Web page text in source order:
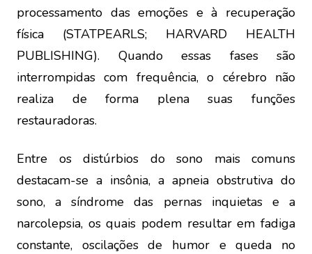
processamento das emoções e à recuperação
física (STATPEARLS; HARVARD HEALTH
PUBLISHING). Quando essas fases são
interrompidas com frequência, o cérebro não
realiza de forma plena suas funções
restauradoras.
Entre os distúrbios do sono mais comuns
destacam-se a insônia, a apneia obstrutiva do
sono, a síndrome das pernas inquietas e a
narcolepsia, os quais podem resultar em fadiga
constante, oscilações de humor e queda no